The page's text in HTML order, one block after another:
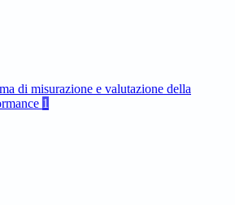
di misurazione e valutazione della
1